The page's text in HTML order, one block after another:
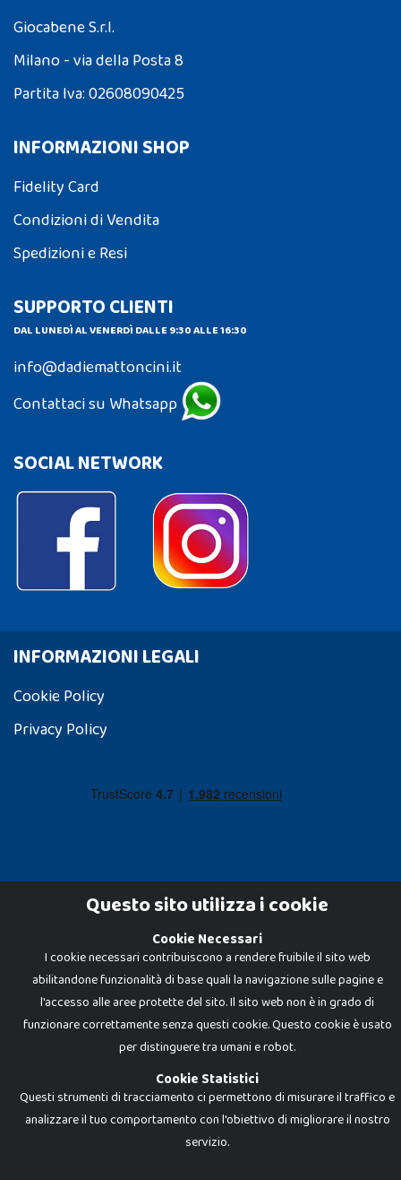
Giocabene S.r.l.
Milano - via della Posta 8
Partita Iva: 02608090425
INFORMAZIONI SHOP
Fidelity Card
Condizioni di Vendita
Spedizioni e Resi
SUPPORTO CLIENTI
DAL LUNEDÌ AL VENERDÌ DALLE 9:30 ALLE 16:30
info@dadiemattoncini.it
Contattaci su Whatsapp
SOCIAL NETWORK
INFORMAZIONI LEGALI
Cookie Policy
Privacy Policy
Dadi e Mattoncini è un brand di Giocabene Srl. Ogni riproduzione o utilizzo non
espressamente autorizzato è severamente vietato. Tutti i loghi, marchi,
brand elencati nel presente shop sono di proprietà dei rispettivi titolari.
I prezzi e le promozioni pubblicate potrebbero differire da quanto esposto in
negozio.
Giocabene Srl - via della Posta 8, 20123 Milano (MI)
P.IVA 02608090425 - REA AN201199 - C.S. 10.000 i.v.
Questo sito utilizza i cookie
Cookie Necessari
I cookie necessari contribuiscono a rendere fruibile il sito web
abilitandone funzionalità di base quali la navigazione sulle pagine e
l'accesso alle aree protette del sito. Il sito web non è in grado di
funzionare correttamente senza questi cookie. Questo cookie è usato
per distinguere tra umani e robot.
Cookie Statistici
Questi strumenti di tracciamento ci permettono di misurare il traffico e
analizzare il tuo comportamento con l'obiettivo di migliorare il nostro
servizio.